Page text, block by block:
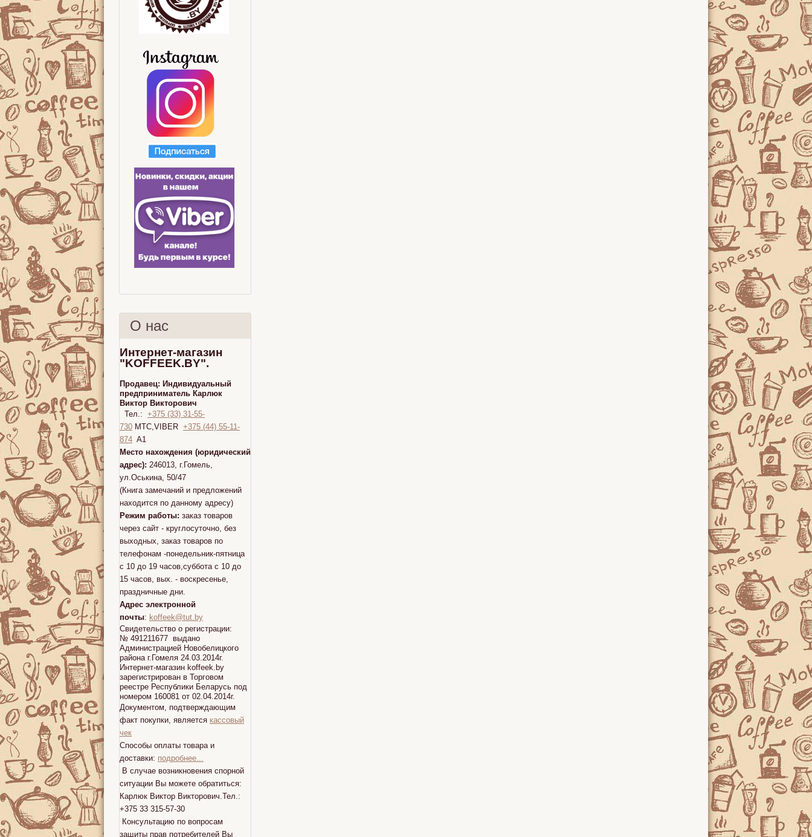
О нас
Интернет-магазин
"KOFFEEK.BY".
Продавец: Индивидуальный
предприниматель Карлюк
Виктор Викторович
Тел.: +375 (33) 31-55-
730 МТС,VIBER +375 (44) 55-11-
874 A1
Место нахождения (юридический
адрес): 246013, г.Гомель,
ул.Оськина, 50/47
(Книга замечаний и предложений
находится по данному адресу)
Режим работы: заказ товаров
через сайт - круглосуточно, без
выходных, заказ товаров по
телефонам -понедельник-пятница
с 10 до 19 часов,суббота с 10 до
15 часов, вых. - воскресенье,
праздничные дни.
Адрес электронной
почты: koffeek@tut.by
Свидетельство о регистрации:
№ 491211677 выдано
Администрацией Новобелицкого
района г.Гомеля 24.03.2014г.
Интернет-магазин koffeek.by
зарегистрирован в Торговом
реестре Республики Беларусь под
номером 160081 от 02.04.2014г.
Документом, подтверждающим
факт покупки, является кассовый
чек
Способы оплаты товара и
доставки: подробнее...
В случае возникновения спорной
ситуации Вы можете обратиться:
Карлюк Виктор Викторович.Тел.:
+375 33 315-57-30
Консультацию по вопросам
защиты прав потребителей Вы